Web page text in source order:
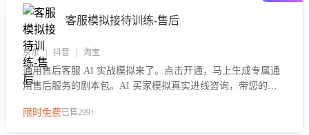
客服模拟接待训练-售后
京东 | 抖音 | 淘宝
通用售后客服 AI 实战模拟来了。点击开通，马上生成专属通
用售后服务的剧本包。AI 买家模拟真实进线咨询，带您的客
要点，轻松提升服务能力。
限时免费已售299+